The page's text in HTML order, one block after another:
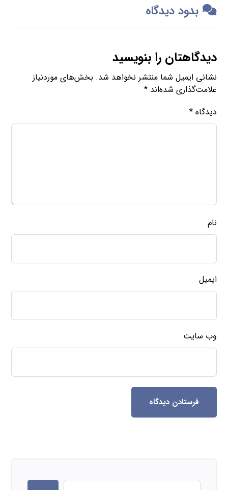
بدود دیدگاه
دیدگاهتان را بنویسید
نشانی ایمیل شما منتشر نخواهد شد. بخش‌های موردنیاز
علامت‌گذاری شده‌اند*
دیدگاه*
نام
ایمیل
وب‌ سایت
فرستادن دیدگاه